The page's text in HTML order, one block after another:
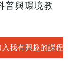
普與環境教
入我有興趣的課程